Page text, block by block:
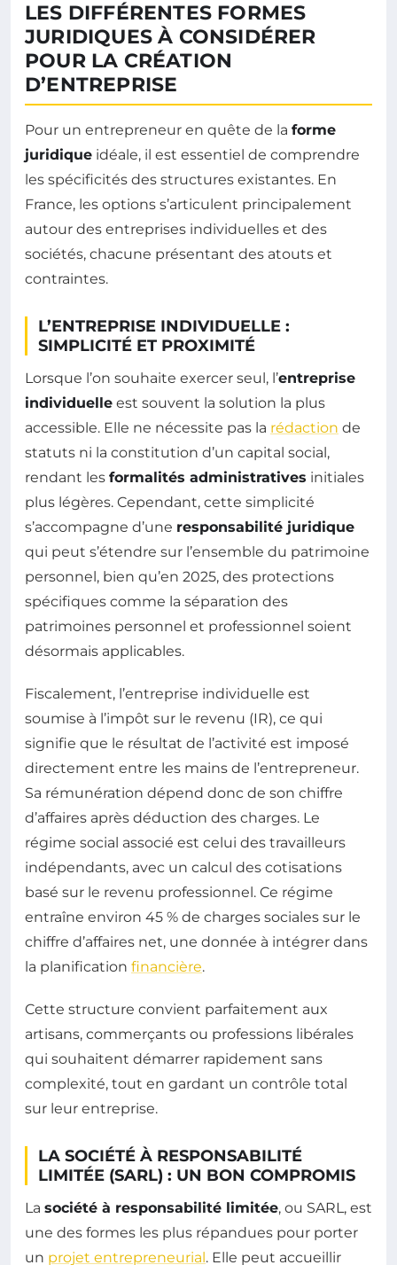
LES DIFFÉRENTES FORMES
JURIDIQUES À CONSIDÉRER
POUR LA CRÉATION
D’ENTREPRISE
Pour un entrepreneur en quête de la forme
juridique idéale, il est essentiel de comprendre
les spécificités des structures existantes. En
France, les options s’articulent principalement
autour des entreprises individuelles et des
sociétés, chacune présentant des atouts et
contraintes.
L’ENTREPRISE INDIVIDUELLE :
SIMPLICITÉ ET PROXIMITÉ
Lorsque l’on souhaite exercer seul, l’entreprise
individuelle est souvent la solution la plus
accessible. Elle ne nécessite pas la rédaction de
statuts ni la constitution d’un capital social,
rendant les formalités administratives initiales
plus légères. Cependant, cette simplicité
s’accompagne d’une responsabilité juridique
qui peut s’étendre sur l’ensemble du patrimoine
personnel, bien qu’en 2025, des protections
spécifiques comme la séparation des
patrimoines personnel et professionnel soient
désormais applicables.
Fiscalement, l’entreprise individuelle est
soumise à l’impôt sur le revenu (IR), ce qui
signifie que le résultat de l’activité est imposé
directement entre les mains de l’entrepreneur.
Sa rémunération dépend donc de son chiffre
d’affaires après déduction des charges. Le
régime social associé est celui des travailleurs
indépendants, avec un calcul des cotisations
basé sur le revenu professionnel. Ce régime
entraîne environ 45 % de charges sociales sur le
chiffre d’affaires net, une donnée à intégrer dans
la planification financière.
Cette structure convient parfaitement aux
artisans, commerçants ou professions libérales
qui souhaitent démarrer rapidement sans
complexité, tout en gardant un contrôle total
sur leur entreprise.
LA SOCIÉTÉ À RESPONSABILITÉ
LIMITÉE (SARL) : UN BON COMPROMIS
La société à responsabilité limitée, ou SARL, est
une des formes les plus répandues pour porter
un projet entrepreneurial. Elle peut accueillir